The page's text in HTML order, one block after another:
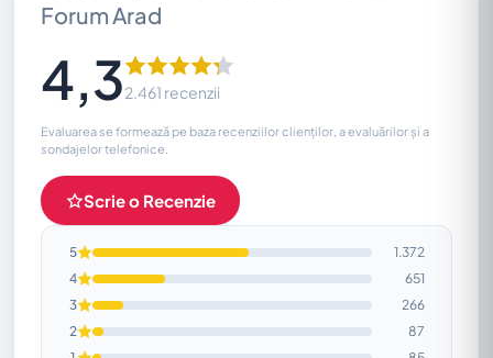
Forum Arad
4,32.461 recenzii
Evaluarea se formează pe baza recenziilor clienților, a evaluărilor și a
sondajelor telefonice.
Scrie o Recenzie
5
1.372
4
651
3
266
2
87